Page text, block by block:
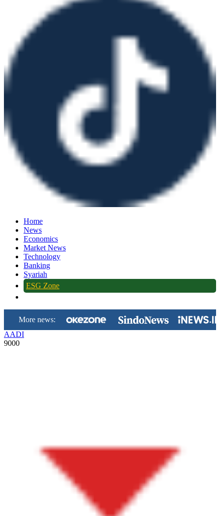
Home
News
Economics
Market News
Technology
Banking
Syariah
ESG Zone
More news:
AADI
9000